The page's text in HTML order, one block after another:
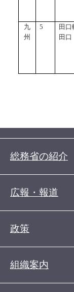
九
州
5
田口
田
総務省の紹介
広報・報道
政策
組織案内